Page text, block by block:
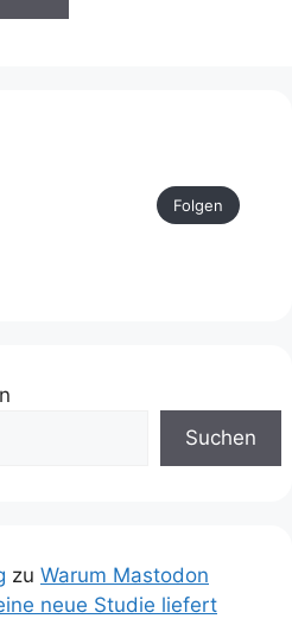
Folgen
Suchen
zu Warum Mastodon
neue Studie liefert